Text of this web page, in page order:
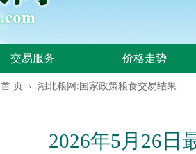
交易服务 价格走势
首 页 › 湖北粮网:国家政策粮食交易结果
2026年5月26日